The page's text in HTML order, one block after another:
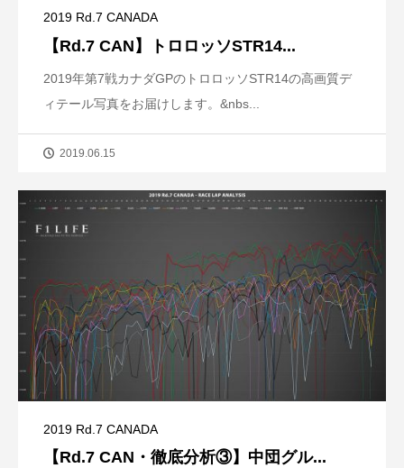
2019 Rd.7 CANADA
【Rd.7 CAN】トロロッソSTR14...
2019年第7戦カナダGPのトロロッソSTR14の高画質デ
ィテール写真をお届けします。&nbs...
2019.06.15
2019 Rd.7 CANADA
【Rd.7 CAN・徹底分析③】中団グル...